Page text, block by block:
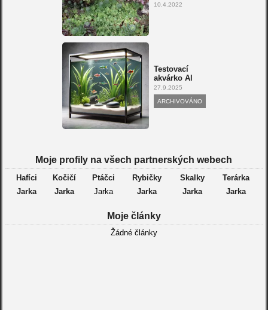
10.4.2022
Testovací
akvárko Al
27.9.2025
ARCHIVOVÁNO
Moje profily na všech partnerských webech
Hafíci Kočičí Ptáčci Rybičky Skalky
Terárka
Jarka
Jarka Jarka Jarka Jarka Jarka
Moje články
Žádné články